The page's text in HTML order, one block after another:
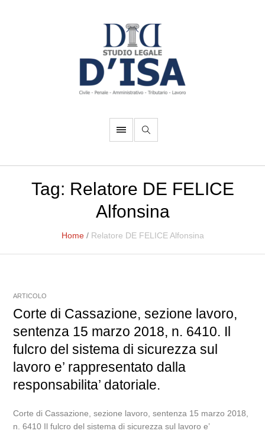
Tag: Relatore DE FELICE
Alfonsina
Home / Relatore DE FELICE Alfonsina
ARTICOLO
Corte di Cassazione, sezione lavoro,
sentenza 15 marzo 2018, n. 6410. Il
fulcro del sistema di sicurezza sul
lavoro e’ rappresentato dalla
responsabilita’ datoriale.
Corte di Cassazione, sezione lavoro, sentenza 15 marzo 2018,
n. 6410 Il fulcro del sistema di sicurezza sul lavoro e’